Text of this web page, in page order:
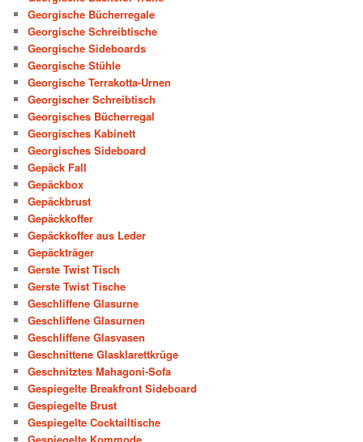
Georgische Bücherregale
Georgische Schreibtische
Georgische Sideboards
Georgische Stühle
Georgische Terrakotta-Urnen
Georgischer Schreibtisch
Georgisches Bücherregal
Georgisches Kabinett
Georgisches Sideboard
Gepäck Fall
Gepäckbox
Gepäckbrust
Gepäckkoffer
Gepäckkoffer aus Leder
Gepäckträger
Gerste Twist Tisch
Gerste Twist Tische
Geschliffene Glasurne
Geschliffene Glasurnen
Geschliffene Glasvasen
Geschnittene Glasklarettkrüge
Geschnitztes Mahagoni-Sofa
Gespiegelte Breakfront Sideboard
Gespiegelte Brust
Gespiegelte Cocktailtische
Gespiegelte Kommode